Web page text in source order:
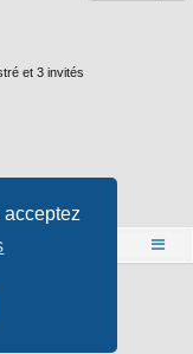
et 3 invités
Limited